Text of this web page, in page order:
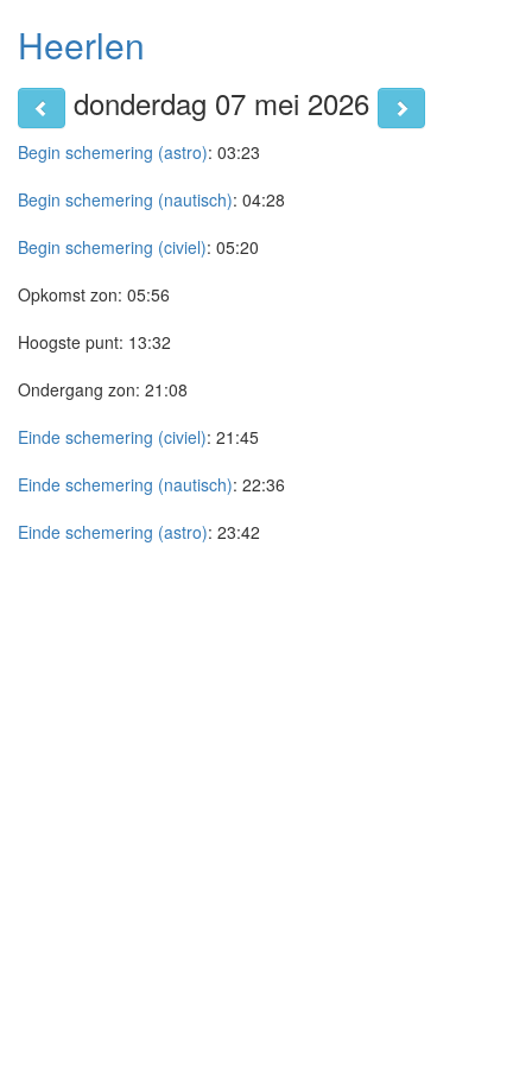
Heerlen
donderdag 07 mei 2026
Begin schemering (astro): 03:23
Begin schemering (nautisch): 04:28
Begin schemering (civiel): 05:20
Opkomst zon: 05:56
Hoogste punt: 13:32
Ondergang zon: 21:08
Einde schemering (civiel): 21:45
Einde schemering (nautisch): 22:36
Einde schemering (astro): 23:42